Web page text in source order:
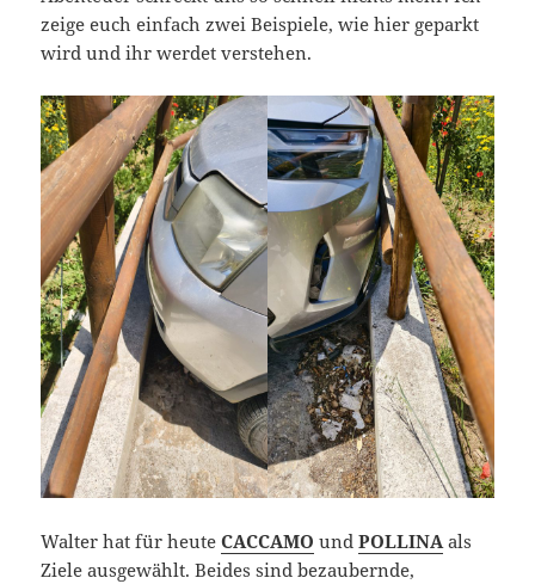
zeige euch einfach zwei Beispiele, wie hier geparkt
wird und ihr werdet verstehen.
Walter hat für heuteCACCAMO undPOLLINA als
Ziele ausgewählt. Beides sind bezaubernde,